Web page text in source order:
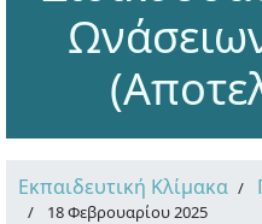
Εκπαιδευτική Κλίμακα
18 Φεβρουαρίου 2025